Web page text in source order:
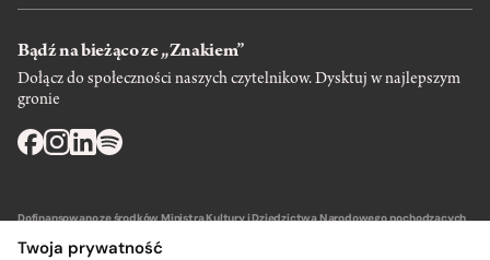
Bądź na bieżąco ze „Znakiem”
Dołącz do społeczności naszych czytelnikow. Dysktuj w najlepszym
gronie
Dofinansowano ze środków Ministra Kultury i Dziedzictwa Narodowego pochodzących
Twoja prywatność